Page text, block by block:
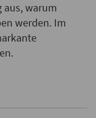
aus, warum
werden. Im